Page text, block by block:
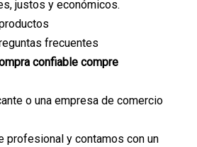
justos y económicos.
frecuentes
confiable compre
o una empresa de comercio
profesional y contamos con un